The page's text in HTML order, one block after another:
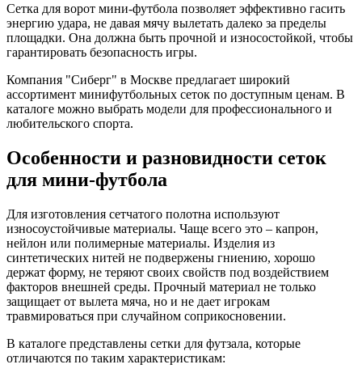
Сетка для ворот мини-футбола позволяет эффективно гасить
энергию удара, не давая мячу вылетать далеко за пределы
площадки. Она должна быть прочной и износостойкой, чтобы
гарантировать безопасность игры.
Компания "Сиберг" в Москве предлагает широкий
ассортимент минифутбольных сеток по доступным ценам. В
каталоге можно выбрать модели для профессионального и
любительского спорта.
Особенности и разновидности сеток
для мини-футбола
Для изготовления сетчатого полотна используют
износоустойчивые материалы. Чаще всего это – капрон,
нейлон или полимерные материалы. Изделия из
синтетических нитей не подвержены гниению, хорошо
держат форму, не теряют своих свойств под воздействием
факторов внешней среды. Прочный материал не только
защищает от вылета мяча, но и не дает игрокам
травмироваться при случайном соприкосновении.
В каталоге представлены сетки для футзала, которые
отличаются по таким характеристикам: